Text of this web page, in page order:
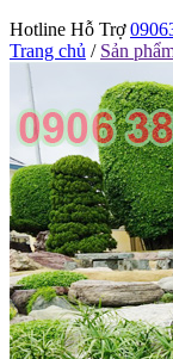
Hotline Hỗ Trợ
Trang chủ / Sản